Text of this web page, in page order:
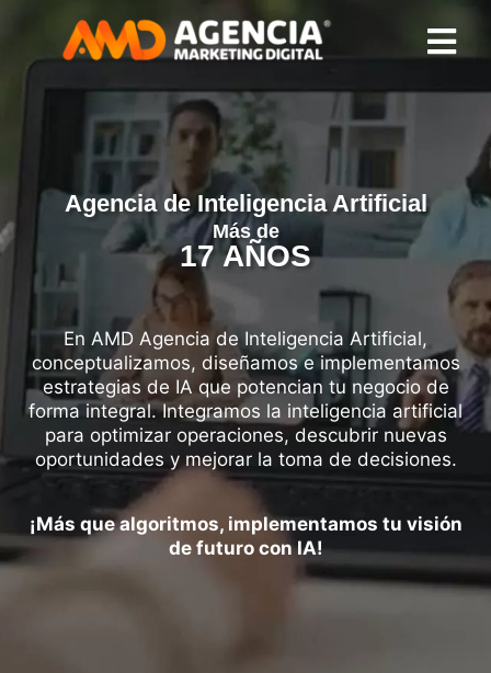
Agencia de Inteligencia Artificial
Más de
17 AÑOS
Ev olu rke
En AMD Agencia de Inteligencia Artificial,
conceptualizamos, diseñamos e implementamos
estrategias de IA que potencian tu negocio de
forma integral. Integramos la inteligencia artificial
para optimizar operaciones, descubrir nuevas
oportunidades y mejorar la toma de decisiones.
¡Más que algoritmos, implementamos tu visión
de futuro con IA!